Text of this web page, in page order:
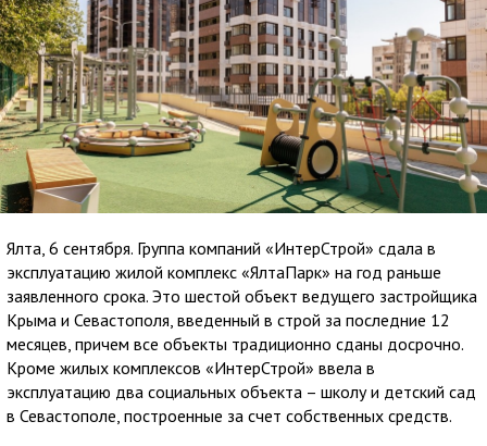
Ялта, 6 сентября. Группа компаний «ИнтерСтрой» сдала в
эксплуатацию жилой комплекс «ЯлтаПарк» на год раньше
заявленного срока. Это шестой объект ведущего застройщика
Крыма и Севастополя, введенный в строй за последние 12
месяцев, причем все объекты традиционно сданы досрочно.
Кроме жилых комплексов «ИнтерСтрой» ввела в
эксплуатацию два социальных объекта – школу и детский сад
в Севастополе, построенные за счет собственных средств.